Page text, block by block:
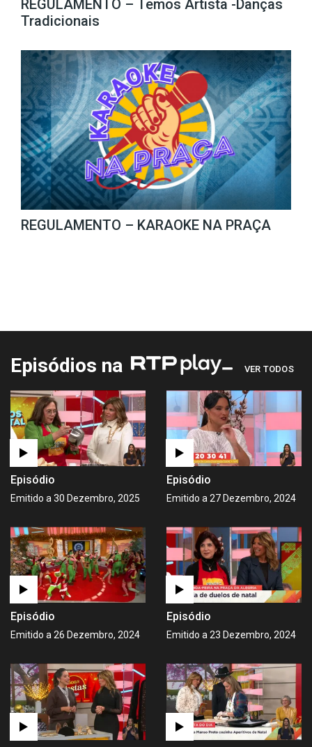
REGULAMENTO – Temos Artista -Danças
Tradicionais
REGULAMENTO – KARAOKE NA PRAÇA
Episódios na VER TODOS
Episódio
Emitido a 30 Dezembro, 2025
Episódio
Emitido a 27 Dezembro, 2024
Episódio
Emitido a 26 Dezembro, 2024
Episódio
Emitido a 23 Dezembro, 2024